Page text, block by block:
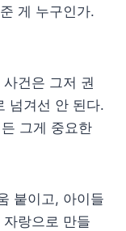
게 누구인가.
건은 그저 권
넘겨선 안 된다.
그게 중요한
붙이고, 아이들
랑으로 만들